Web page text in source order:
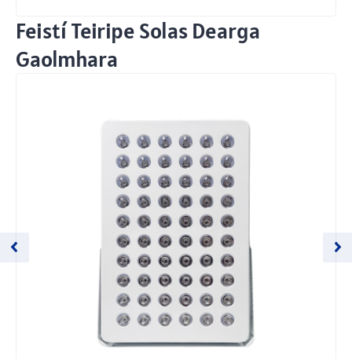
Feistí Teiripe Solas Dearga
Gaolmhara